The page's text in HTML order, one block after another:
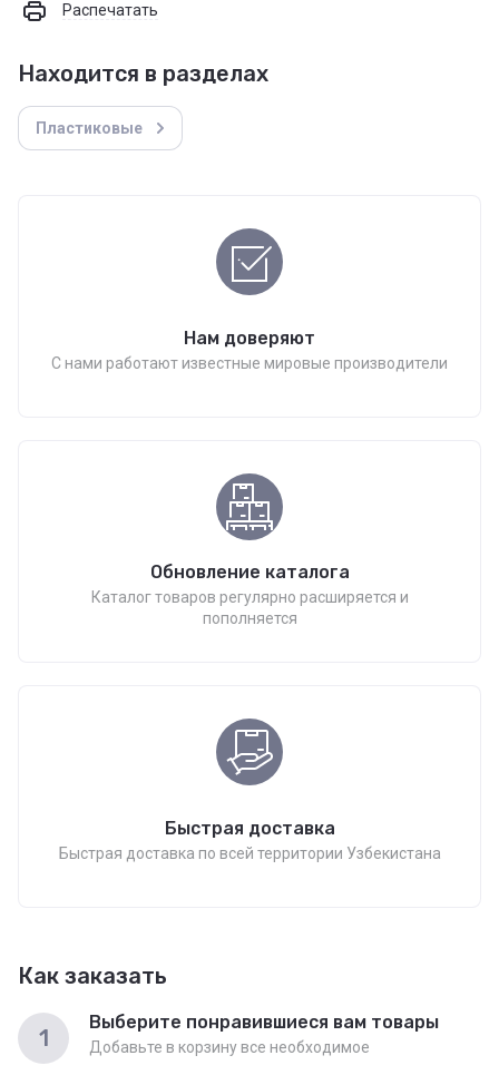
Распечатать
Находится в разделах
Пластиковые
Нам доверяют
С нами работают известные мировые производители
Обновление каталога
Каталог товаров регулярно расширяется и
пополняется
Быстрая доставка
Быстрая доставка по всей территории Узбекистана
Как заказать
1
Выберите понравившиеся вам товары
Добавьте в корзину все необходимое